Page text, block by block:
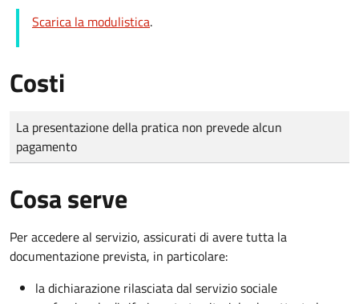
Scarica la modulistica.
Costi
Tipo di pagamento
Importo
La presentazione della pratica non prevede alcun
pagamento
Cosa serve
Per accedere al servizio, assicurati di avere tutta la
documentazione prevista, in particolare:
la dichiarazione rilasciata dal servizio sociale